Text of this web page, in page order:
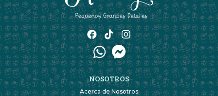
NOSOTROS
Acerca de Nosotros